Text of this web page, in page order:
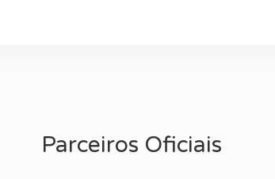
Parceiros Oficiais